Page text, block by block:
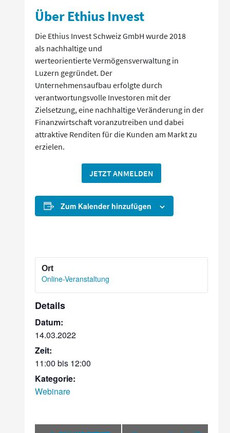
Über Ethius Invest
Die Ethius Invest Schweiz GmbH wurde 2018
als nachhaltige und
werteorientierte Vermögensverwaltung in
Luzern gegründet. Der
Unternehmensaufbau erfolgte durch
verantwortungsvolle Investoren mit der
Zielsetzung, eine nachhaltige Veränderung in der
Finanzwirtschaft voranzutreiben und dabei
attraktive Renditen für die Kunden am Markt zu
erzielen.
JETZT ANMELDEN
Zum Kalender hinzufügen
Online-Veranstaltung
Details
Datum:
14.03.2022
Zeit:
11:00 bis 12:00
Kategorie:
Webinare